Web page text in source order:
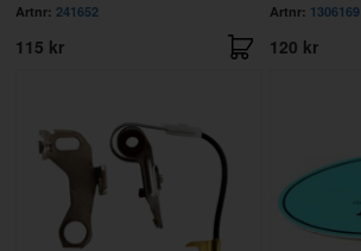
Artnr: 241652
115 kr
Artnr: 1306169
120 kr